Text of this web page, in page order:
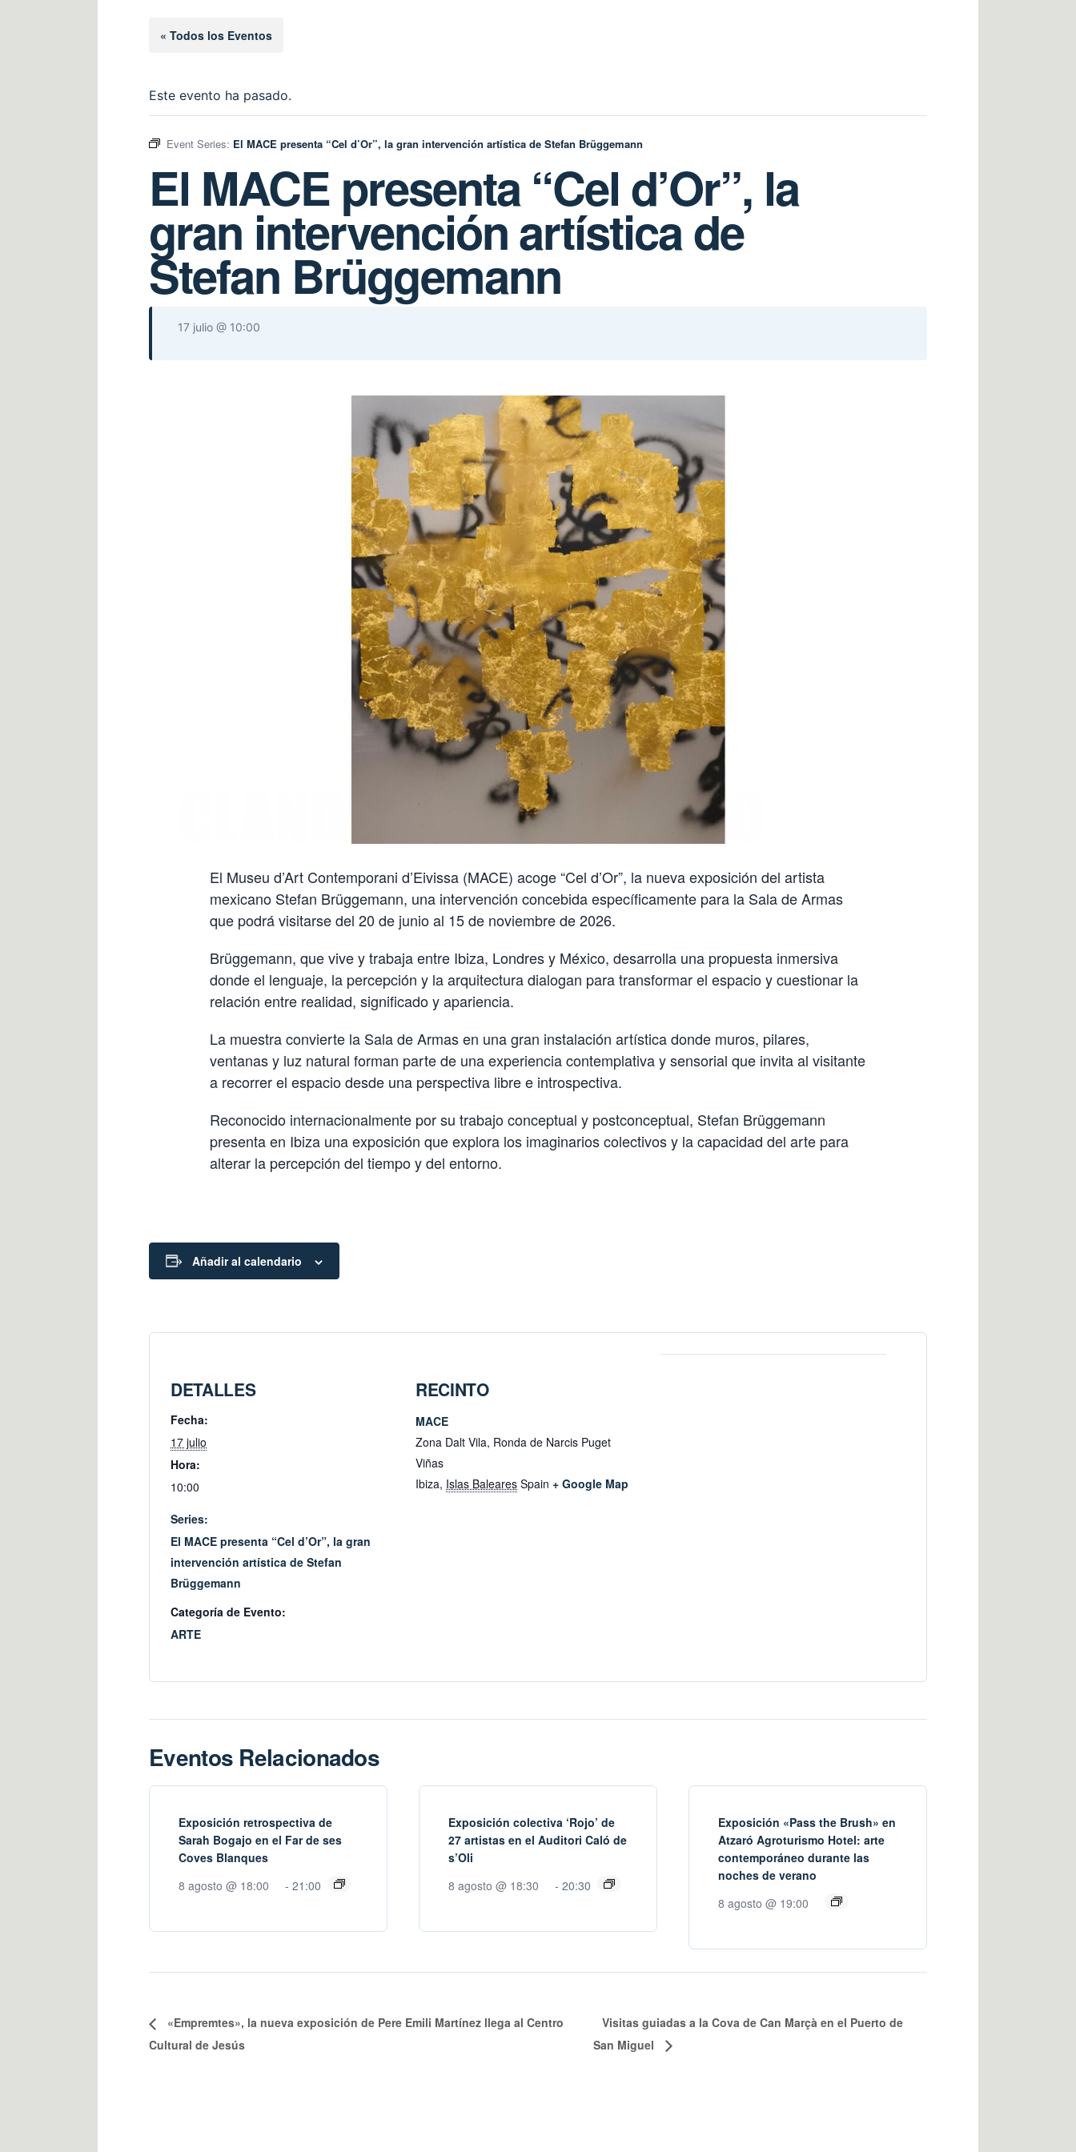
« Todos los Eventos
Este evento ha pasado.
Event Series: El MACE presenta “Cel d’Or”, la gran intervención artística de Stefan Brüggemann
El MACE presenta “Cel d’Or”, la
gran intervención artística de
Stefan Brüggemann
17 julio @ 10:00
El Museu d’Art Contemporani d’Eivissa (MACE) acoge “Cel d’Or”, la nueva exposición del artista
mexicano Stefan Brüggemann, una intervención concebida específicamente para la Sala de Armas
que podrá visitarse del 20 de junio al 15 de noviembre de 2026.
Brüggemann, que vive y trabaja entre Ibiza, Londres y México, desarrolla una propuesta inmersiva
donde el lenguaje, la percepción y la arquitectura dialogan para transformar el espacio y cuestionar la
relación entre realidad, significado y apariencia.
La muestra convierte la Sala de Armas en una gran instalación artística donde muros, pilares,
ventanas y luz natural forman parte de una experiencia contemplativa y sensorial que invita al visitante
a recorrer el espacio desde una perspectiva libre e introspectiva.
Reconocido internacionalmente por su trabajo conceptual y postconceptual, Stefan Brüggemann
presenta en Ibiza una exposición que explora los imaginarios colectivos y la capacidad del arte para
alterar la percepción del tiempo y del entorno.
Añadir al calendario
DETALLES
Fecha:
17 julio
Hora:
10:00
Series:
El MACE presenta “Cel d’Or”, la gran
intervención artística de Stefan
Brüggemann
Categoría de Evento:
ARTE
RECINTO
MACE
Zona Dalt Vila, Ronda de Narcis Puget
Viñas
Ibiza, Islas Baleares Spain + Google Map
Eventos Relacionados
Exposición retrospectiva de
Sarah Bogajo en el Far de ses
Coves Blanques
8 agosto @ 18:00
- 21:00
Exposición colectiva ‘Rojo’ de
27 artistas en el Auditori Caló de
s’Oli
8 agosto @ 18:30
- 20:30
Exposición «Pass the Brush» en
Atzaró Agroturismo Hotel: arte
contemporáneo durante las
noches de verano
8 agosto @ 19:00
«Empremtes», la nueva exposición de Pere Emili Martínez llega al Centro
Cultural de Jesús
Visitas guiadas a la Cova de Can Marçà en el Puerto de
San Miguel